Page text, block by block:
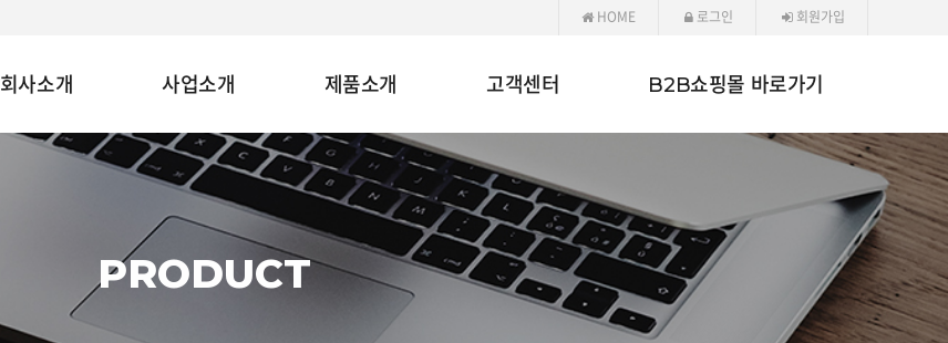
HOME 로그인 회원가입
회사소개 사업소개 제품소개 고객센터 B2B쇼핑몰 바로가기
PRODUCT